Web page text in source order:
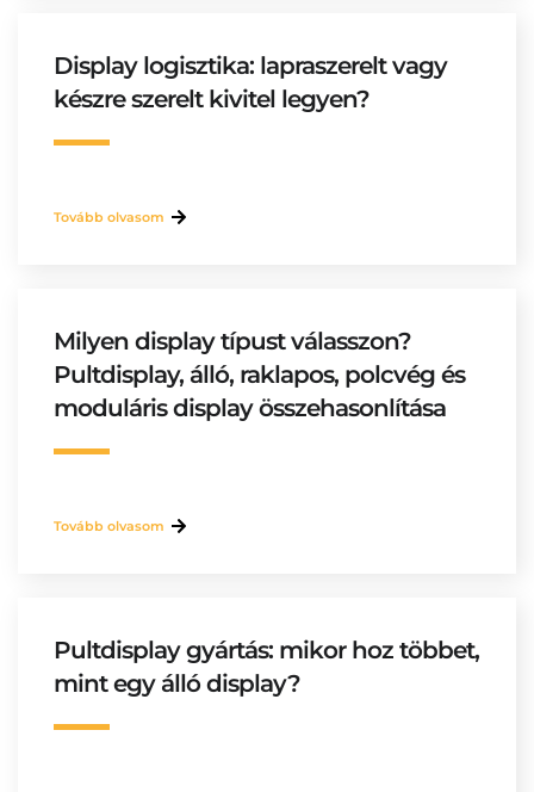
Display logisztika: lapraszerelt vagy
készre szerelt kivitel legyen?
Tovább olvasom
Milyen display típust válasszon?
Pultdisplay, álló, raklapos, polcvég és
moduláris display összehasonlítása
Tovább olvasom
Pultdisplay gyártás: mikor hoz többet,
mint egy álló display?